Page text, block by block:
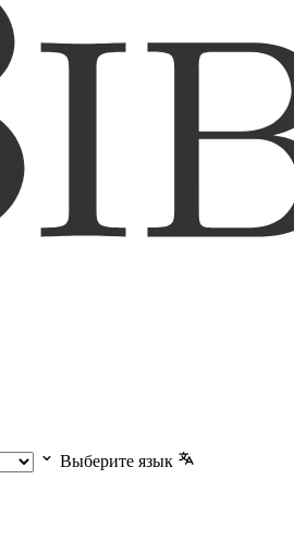
Выберите язык